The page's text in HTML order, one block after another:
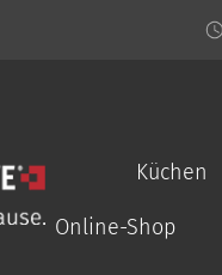
Küchen
Online-Shop